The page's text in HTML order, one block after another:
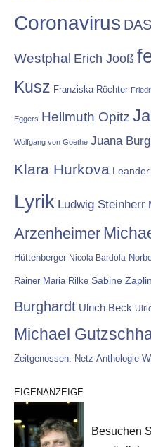
Coronavirus
Westphal Erich Jooß
Kusz Franziska Röchter
Eggers Hellmuth Opitz
Wolfgang von Goethe Juana
Klara Hurkova
Lyrik Ludwig Steinherr
Arzenheimer
Hüttenberger Nicola Bardola
Rainer Maria Rilke Sabine Zaplin
Burghardt Ulrich Beck
Michael
Zeitgenossen: Netz-Anthologie
EIGENANZEIGE
Besuchen